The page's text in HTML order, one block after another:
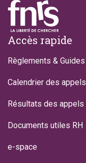
Footer
Accès rapide
Règlements & Guides
Calendrier des appels
Résultats des appels
Documents utiles RH
e-space